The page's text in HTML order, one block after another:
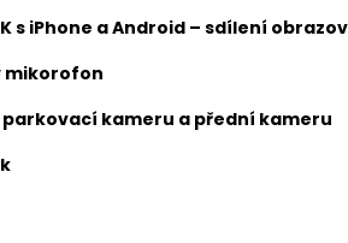
s iPhone a Android – sdílení
mikorofon
parkovací kameru a přední kameru